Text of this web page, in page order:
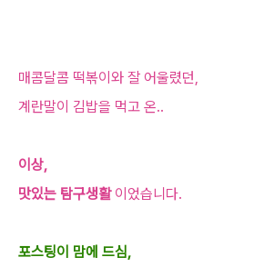
매콤달콤 떡볶이와 잘 어울렸던,
계란말이 김밥을 먹고 온..
이상,
맛있는 탐구생활이었습니다.
포스팅이 맘에 드심,